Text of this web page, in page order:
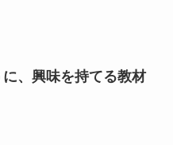
、興味を持てる教材